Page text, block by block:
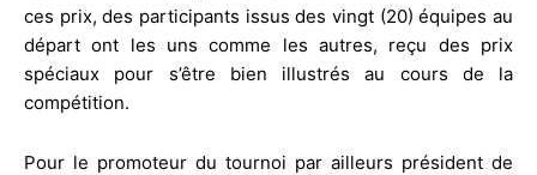
ces prix, des participants issus des vingt (20) équipes au
départ ont les uns comme les autres, reçu des prix
spéciaux pour s’être bien illustrés au cours de la
compétition.
Pour le promoteur du tournoi par ailleurs président de